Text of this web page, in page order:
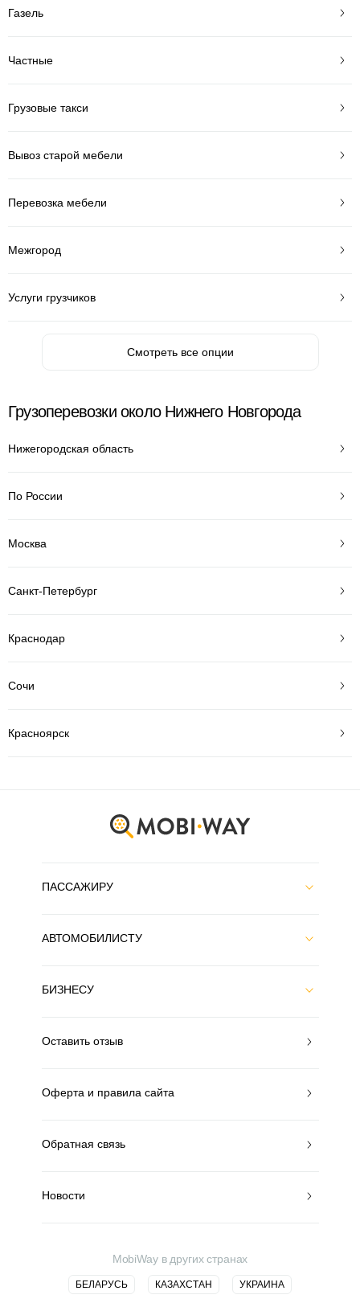
Газель
Частные
Грузовые такси
Вывоз старой мебели
Перевозка мебели
Межгород
Услуги грузчиков
Смотреть все опции
Грузоперевозки около Нижнего Новгорода
Нижегородская область
По России
Москва
Санкт-Петербург
Краснодар
Сочи
Красноярск
ПАССАЖИРУ
АВТОМОБИЛИСТУ
БИЗНЕСУ
Оставить отзыв
Оферта и правила сайта
Обратная связь
Новости
MobiWay в других странах
БЕЛАРУСЬ КАЗАХСТАН УКРАИНА